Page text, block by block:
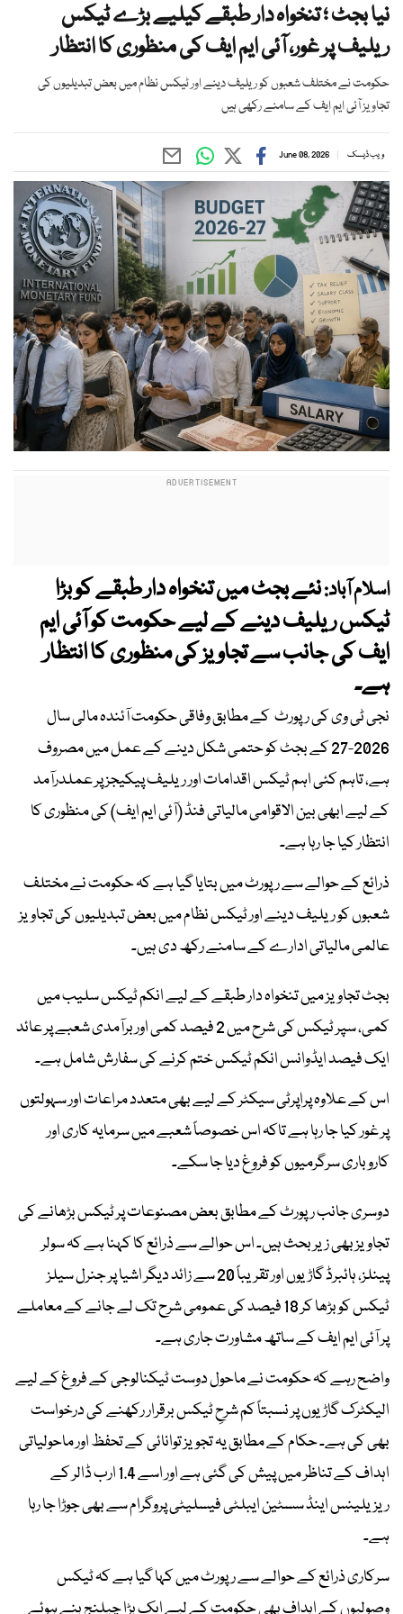
نیا بجٹ ؛ تنخواہ دار طبقے کیلیے بڑے ٹیکس
ریلیف پر غور، آئی ایم ایف کی منظوری کا انتظار
حکومت نے مختلف شعبوں کو ریلیف دینے اور ٹیکس نظام میں بعض تبدیلیوں کی
تجاویز آئی ایم ایف کے سامنے رکھی ہیں
ویب ڈیسک June 08, 2026
اسلام آباد:نئے بجٹ میں تنخواہ دار طبقے کو بڑا
ٹیکس ریلیف دینے کے لیے حکومت کو آئی ایم
ایف کی جانب سے تجاویز کی منظوری کا انتظار
ہے۔
نجی ٹی وی کی رپورٹ کے مطابق وفاقی حکومت آئندہ مالی سال
2026-27 کے بجٹ کو حتمی شکل دینے کے عمل میں مصروف
ہے، تاہم کئی اہم ٹیکس اقدامات اور ریلیف پیکیجز پر عملدرآمد
کے لیے ابھی بین الاقوامی مالیاتی فنڈ (آئی ایم ایف) کی منظوری کا
انتظار کیا جا رہا ہے۔
ذرائع کے حوالے سے رپورٹ میں بتایا گیا ہے کہ حکومت نے مختلف
شعبوں کو ریلیف دینے اور ٹیکس نظام میں بعض تبدیلیوں کی تجاویز
عالمی مالیاتی ادارے کے سامنے رکھ دی ہیں۔
بجٹ تجاویز میں تنخواہ دار طبقے کے لیے انکم ٹیکس سلیب میں
کمی، سپر ٹیکس کی شرح میں 2 فیصد کمی اور برآمدی شعبے پر عائد
ایک فیصد ایڈوانس انکم ٹیکس ختم کرنے کی سفارش شامل ہے۔
اس کے علاوہ پراپرٹی سیکٹر کے لیے بھی متعدد مراعات اور سہولتوں
پر غور کیا جا رہا ہے تاکہ اس خصوصاً شعبے میں سرمایہ کاری اور
کاروباری سرگرمیوں کو فروغ دیا جا سکے۔
دوسری جانب رپورٹ کے مطابق بعض مصنوعات پر ٹیکس بڑھانے کی
تجاویز بھی زیر بحث ہیں۔ اس حوالے سے ذرائع کا کہنا ہے کہ سولر
پینلز، ہائبرڈ گاڑیوں اور تقریباً 20 سے زائد دیگر اشیا پر جنرل سیلز
ٹیکس کو بڑھا کر 18 فیصد کی عمومی شرح تک لے جانے کے معاملے
پر آئی ایم ایف کے ساتھ مشاورت جاری ہے۔
واضح رہے کہ حکومت نے ماحول دوست ٹیکنالوجی کے فروغ کے لیے
الیکٹرک گاڑیوں پر نسبتاً کم شرحِ ٹیکس برقرار رکھنے کی درخواست
بھی کی ہے۔ حکام کے مطابق یہ تجویز توانائی کے تحفظ اور ماحولیاتی
اہداف کے تناظر میں پیش کی گئی ہے اور اسے 1.4 ارب ڈالر کے
ریزیلینس اینڈ سسٹین ایبلٹی فیسلیٹی پروگرام سے بھی جوڑا جا رہا
ہے۔
سرکاری ذرائع کے حوالے سے رپورٹ میں کہا گیا ہے کہ ٹیکس
وصولیوں کے اہداف بھی حکومت کے لیے ایک بڑا چیلنج بنے ہوئے